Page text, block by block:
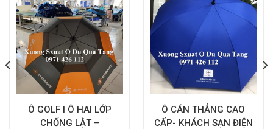
Ô GOLF I Ô HAI LỚP
CHỐNG LẬT –
Ô CÁN THẲNG CAO
CẤP- KHÁCH SẠN ĐIỆN